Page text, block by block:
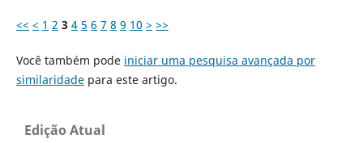
<< < 1 2 3 4 5 6 7 8 9 10 > >>
Você também pode iniciar uma pesquisa avançada por
similaridadepara este artigo.
Edição Atual